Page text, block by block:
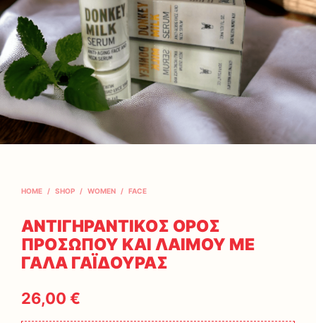
HOME / SHOP / WOMEN / FACE
ΑΝΤΙΓΗΡΑΝΤΙΚΟΣ ΟΡΟΣ
ΠΡΟΣΩΠΟΥ ΚΑΙ ΛΑΙΜΟΥ ΜΕ
ΓΑΛΑ ΓΑΪΔΟΥΡΑΣ
26,00 €